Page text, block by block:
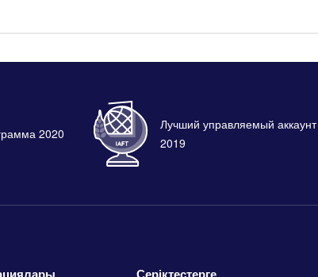
2020
Лучший управляемый аккаунт
2019